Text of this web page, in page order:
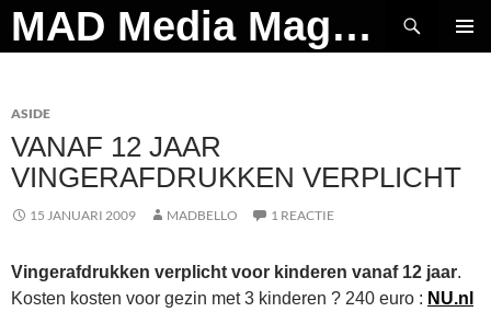
Ga
naar
MAD Media Magazine
Zoeken
ASIDE
VANAF 12 JAAR
VINGERAFDRUKKEN VERPLICHT
15 JANUARI 2009 MADBELLO 1 REACTIE
Vingerafdrukken verplicht voor kinderen vanaf 12 jaar.
Kosten kosten voor gezin met 3 kinderen ? 240 euro : NU.nl